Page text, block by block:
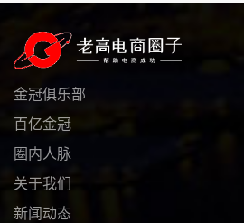
金冠俱乐部
百亿金冠
圈内人脉
关于我们
新闻动态